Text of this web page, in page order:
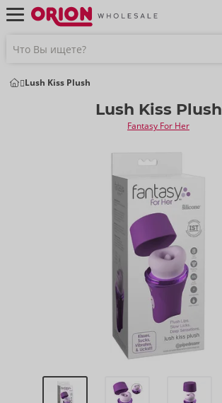
Lush Kiss Plush
Lush Kiss Plush
Fantasy For Her